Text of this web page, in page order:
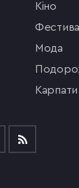
кіно
мода
Карпати